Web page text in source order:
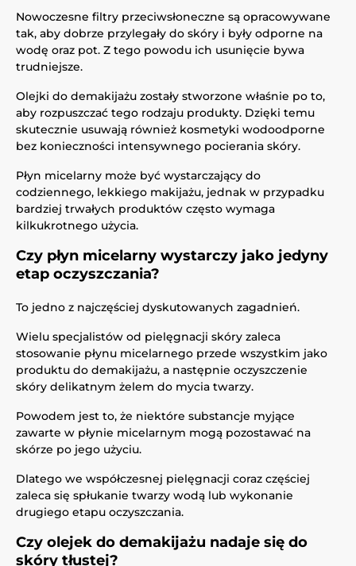
Nowoczesne filtry przeciwsłoneczne są opracowywane
tak, aby dobrze przylegały do skóry i były odporne na
wodę oraz pot. Z tego powodu ich usunięcie bywa
trudniejsze.
Olejki do demakijażu zostały stworzone właśnie po to,
aby rozpuszczać tego rodzaju produkty. Dzięki temu
skutecznie usuwają również kosmetyki wodoodporne
bez konieczności intensywnego pocierania skóry.
Płyn micelarny może być wystarczający do
codziennego, lekkiego makijażu, jednak w przypadku
bardziej trwałych produktów często wymaga
kilkukrotnego użycia.
Czy płyn micelarny wystarczy jako jedyny
etap oczyszczania?
To jedno z najczęściej dyskutowanych zagadnień.
Wielu specjalistów od pielęgnacji skóry zaleca
stosowanie płynu micelarnego przede wszystkim jako
produktu do demakijażu, a następnie oczyszczenie
skóry delikatnym żelem do mycia twarzy.
Powodem jest to, że niektóre substancje myjące
zawarte w płynie micelarnym mogą pozostawać na
skórze po jego użyciu.
Dlatego we współczesnej pielęgnacji coraz częściej
zaleca się spłukanie twarzy wodą lub wykonanie
drugiego etapu oczyszczania.
Czy olejek do demakijażu nadaje się do
skóry tłustej?